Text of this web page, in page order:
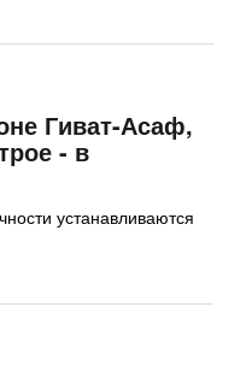
Гиват-Асаф,
- в
устанавливаются